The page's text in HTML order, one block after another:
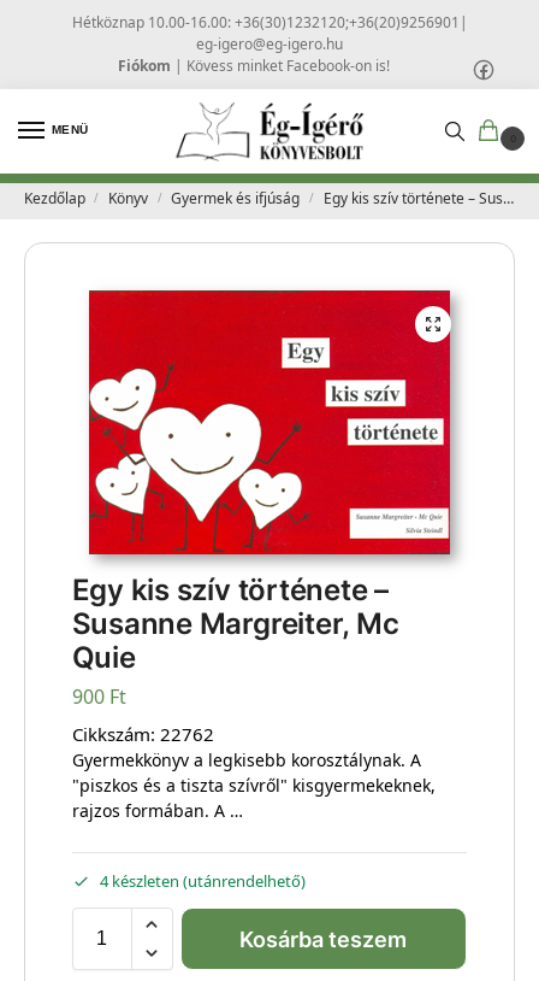
Hétköznap 10.00-16.00: +36(30)1232120;+36(20)9256901 |
eg-igero@eg-igero.hu
Fiókom | Kövess minket Facebook-on is!
MENÜ
0
Kezdőlap / Könyv / Gyermek és ifjúság / Egy kis szív története – Susanne Margreiter, Mc Quie
Egy kis szív története –
Susanne Margreiter, Mc
Quie
900 Ft
Cikkszám: 22762
Gyermekkönyv a legkisebb korosztálynak. A
"piszkos és a tiszta szívről" kisgyermekeknek,
rajzos formában. A …
4 készleten (utánrendelhető)
Kosárba teszem